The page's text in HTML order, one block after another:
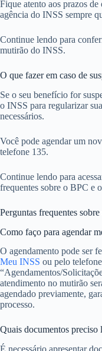
Fique atento aos prazos
agência do INSS sempre
Continue lendo para
mutirão do INSS.
O que fazer em caso de
Se o seu benefício for
o INSS para regularizar
necessários.
Você pode agendar um
telefone 135.
Continue lendo para
frequentes sobre o BPC e
Perguntas frequentes
Como faço para agendar
O agendamento pode ser
Meu INSS ou pelo
“Agendamentos/
atendimento no mutirão
agendado previamente,
processo.
Quais documentos